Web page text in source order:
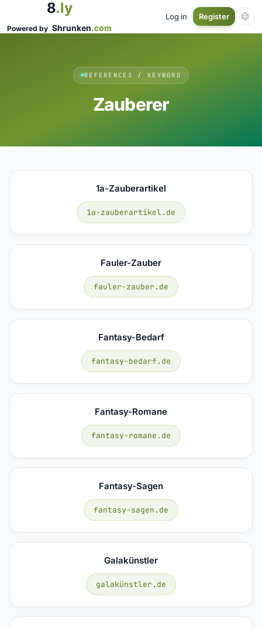
8.ly
Powered by Shrunken.com
Log in Register
REFERENCES / KEYWORD
Zauberer
1a-Zauberartikel
1a-zauberartikel.de
Fauler-Zauber
fauler-zauber.de
Fantasy-Bedarf
fantasy-bedarf.de
Fantasy-Romane
fantasy-romane.de
Fantasy-Sagen
fantasy-sagen.de
Galakünstler
galakünstler.de